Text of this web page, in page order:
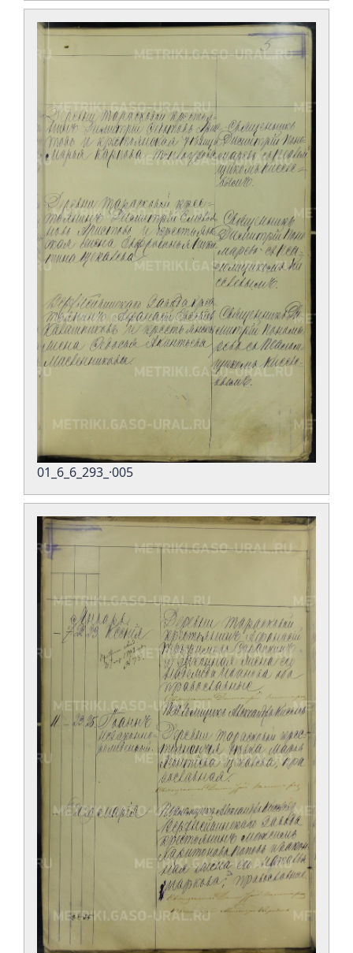
01_6_6_293_·005